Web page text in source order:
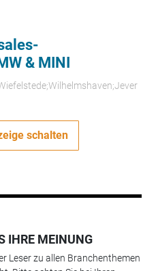
& MINI
schalten
IHRE MEINUNG
Leser zu allen Branchenthemen